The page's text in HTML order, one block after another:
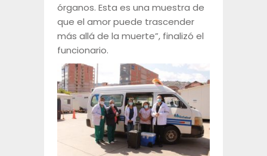
órganos. Esta es una muestra de
que el amor puede trascender
más allá de la muerte”, finalizó el
funcionario.